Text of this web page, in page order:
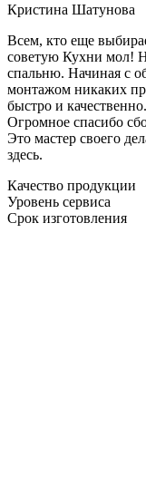
Кристина Шатунова
Всем, кто еще
советую Кухни мол!
спальню. Начиная с
монтажом никаких
быстро и
Огромное спасибо
Это мастер своего
здесь.
Качество продукции
Уровень сервиса
Срок изготовления